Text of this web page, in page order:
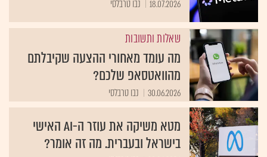
18.07.2026 נבו טרבלסי
שאלות ותשובות
מה עומד מאחורי ההצעה שקיבלתם
מהוואטסאפ שלכם?
30.06.2026 נבו טרבלסי
מטא משיקה את עוזר ה-AI האישי
בישראל ובעברית. מה זה אומר?